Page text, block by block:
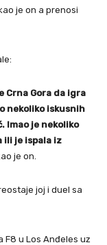
je on a prenosi
Crna Gora da igra
nekoliko iskusnih
Imao je nekoliko
ili je ispala iz
je on.
joj i duel sa
F8 u Los Anđeles uz